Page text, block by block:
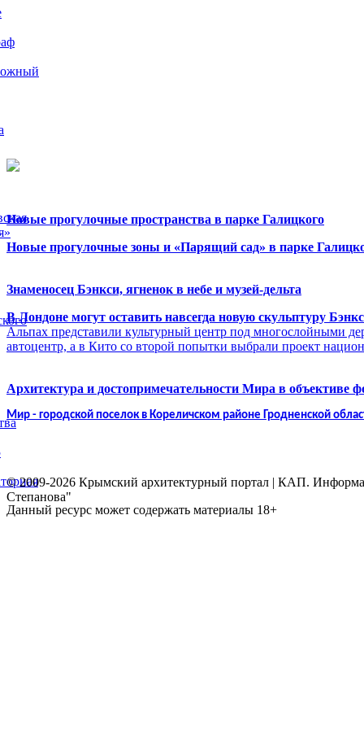
Новые прогулочные пространства в парке Галицкого
Новые прогулочные зоны и «Парящий сад» в парке
Знаменосец Бэнкси, ягненок в небе и музей-дельта
В Лондоне могут оставить навсегда новую скульптуру
Альпах представили культурный центр под многослойными
автоцентр, а в Кито со второй попытки выбрали проект
Архитектура и достопримечательности Мира в объективе
Мир - городской поселок в Кореличском районе Гродненской
© 2009-2026 Крымский архитектурный портал | КАП.
Степанова"
Данный ресурс может содержать материалы 18+